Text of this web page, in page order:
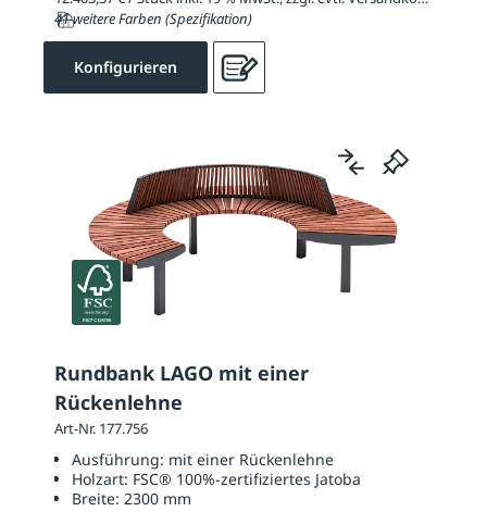
41 weitere Farben (Spezifikation)
Konfigurieren
Rundbank LAGO mit einer
Rückenlehne
Art-Nr. 177.756
Ausführung: mit einer Rückenlehne
Holzart: FSC® 100%-zertifiziertes Jatoba
Breite: 2300 mm